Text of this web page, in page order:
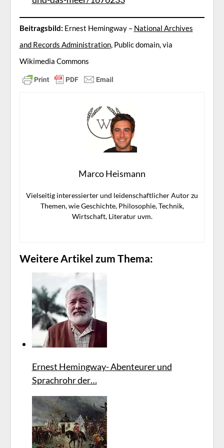
Beitragsbild: Ernest Hemingway – National Archives
and Records Administration, Public domain, via
Wikimedia Commons
Marco Heismann
Vielseitig interessierter und leidenschaftlicher Autor zu
Themen, wie Geschichte, Philosophie, Technik,
Wirtschaft, Literatur uvm.
Weitere Artikel zum Thema:
Ernest Hemingway- Abenteurer und
Sprachrohr der…